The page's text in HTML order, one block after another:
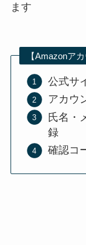
ます
【Amazonア
公式サ
アカウ
氏名・
録
確認コ